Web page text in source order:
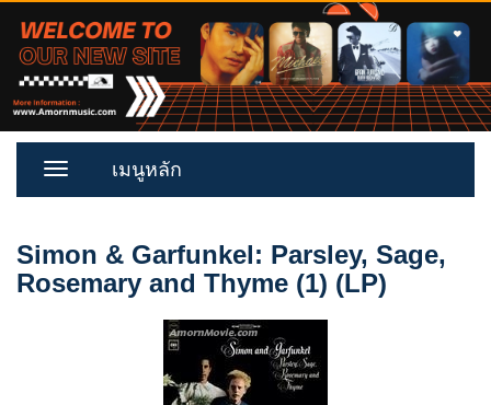
Toggle
เมนูหลัก
Simon & Garfunkel: Parsley, Sage,
Rosemary and Thyme (1) (LP)